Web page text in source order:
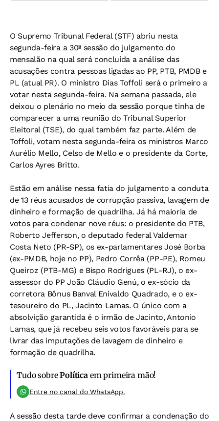
O Supremo Tribunal Federal (STF) abriu nesta
segunda-feira a 30ª sessão do julgamento do
mensalão na qual será concluída a análise das
acusações contra pessoas ligadas ao PP, PTB, PMDB e
PL (atual PR). O ministro Dias Toffoli será o primeiro a
votar nesta segunda-feira. Na semana passada, ele
deixou o plenário no meio da sessão porque tinha de
comparecer a uma reunião do Tribunal Superior
Eleitoral (TSE), do qual também faz parte. Além de
Toffoli, votam nesta segunda-feira os ministros Marco
Aurélio Mello, Celso de Mello e o presidente da Corte,
Carlos Ayres Britto.
Estão em análise nessa fatia do julgamento a conduta
de 13 réus acusados de corrupção passiva, lavagem de
dinheiro e formação de quadrilha. Já há maioria de
votos para condenar nove réus: o presidente do PTB,
Roberto Jefferson, o deputado federal Valdemar
Costa Neto (PR-SP), os ex-parlamentares José Borba
(ex-PMDB, hoje no PP), Pedro Corrêa (PP-PE), Romeu
Queiroz (PTB-MG) e Bispo Rodrigues (PL-RJ), o ex-
assessor do PP João Cláudio Genú, o ex-sócio da
corretora Bônus Banval Enivaldo Quadrado, e o ex-
tesoureiro do PL, Jacinto Lamas. O único com a
absolvição garantida é o irmão de Jacinto, Antonio
Lamas, que já recebeu seis votos favoráveis para se
livrar das imputações de lavagem de dinheiro e
formação de quadrilha.
Tudo sobrePolíticaem primeira mão!
Entre no canal do WhatsApp.
A sessão desta tarde deve confirmar a condenação do